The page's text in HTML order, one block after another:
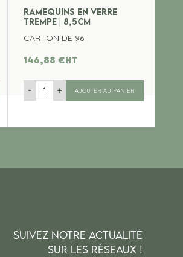
RAMEQUINS EN VERRE
TREMPE | 8,5CM
CARTON DE 96
146,88 €ht
- + AJOUTER AU PANIER
SUIVEZ NOTRE ACTUALITÉ
SUR LES RÉSEAUX !